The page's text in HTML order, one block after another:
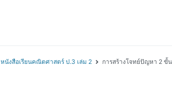
หนังสือเรียนคณิตศาสตร์ ป.3 เล่ม 2 การสร้างโจทย์ปัญหา 2 ขั้